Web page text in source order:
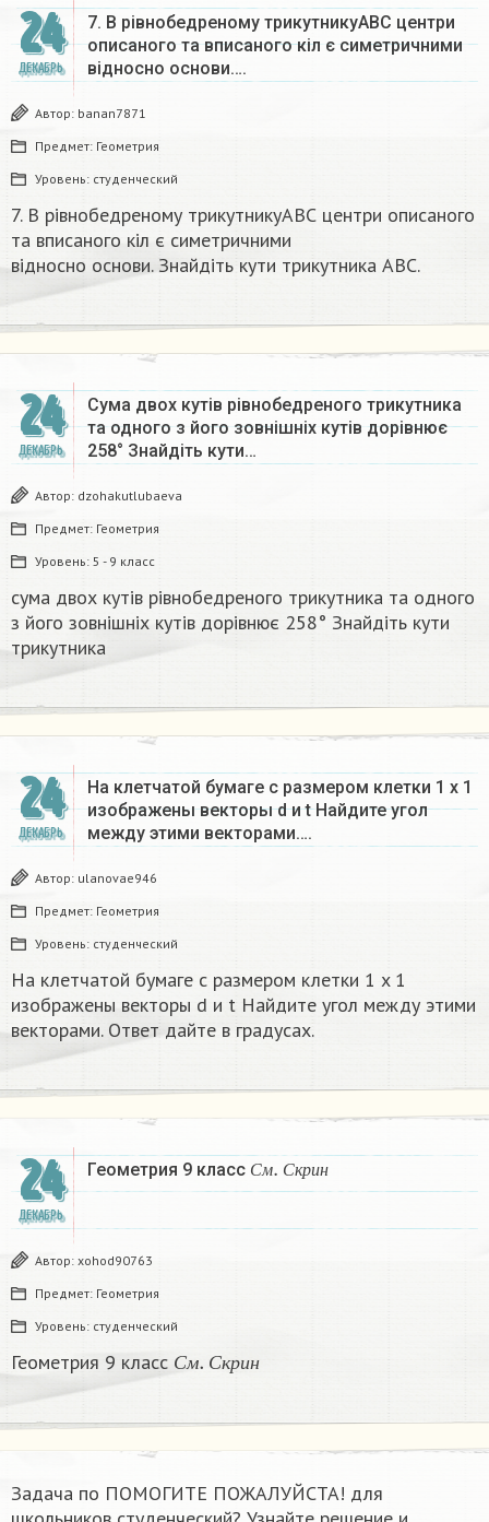
24
ДЕКАБРЬ
7. В рівнобедреному трикутникуАВС центри
описаного та вписаного кіл є симетричними
відносно основи….
Автор: banan7871
Предмет: Геометрия
Уровень: студенческий
7. В рівнобедреному трикутникуАВС центри описаного
та вписаного кіл є симетричними
відносно основи. Знайдіть кути трикутника ABC.​
24
ДЕКАБРЬ
Сума двох кутів рівнобедреного трикутника
та одного з його зовнішніх кутів дорівнює
258° Знайдіть кути…
Автор: dzohakutlubaeva
Предмет: Геометрия
Уровень: 5 - 9 класс
сума двох кутів рівнобедреного трикутника та одного
з його зовнішніх кутів дорівнює 258° Знайдіть кути
трикутника​
24
ДЕКАБРЬ
На клетчатой бумаге с размером клетки 1 x 1
изображены векторы d и t Найдите угол
между этими векторами….
Автор: ulanovae946
Предмет: Геометрия
Уровень: студенческий
На клетчатой бумаге с размером клетки 1 x 1
изображены векторы d и t Найдите угол между этими
векторами. Ответ дайте в градусах.
24
ДЕКАБРЬ
Геометрия 9 класс См С кр и н
С м .Ск рин
Автор: xohod90763
Предмет: Геометрия
Уровень: студенческий
Геометрия 9 класс См Скр ин
Задача по ПОМОГИТЕ ПОЖАЛУЙСТА!​ для